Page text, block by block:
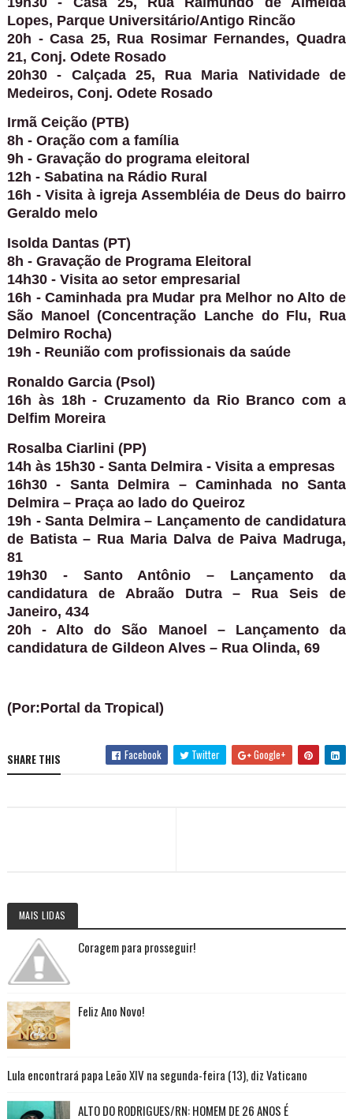
Lopes, Parque Universitário/Antigo Rincão
20h - Casa 25, Rua Rosimar Fernandes, Quadra
21, Conj. Odete Rosado
20h30 - Calçada 25, Rua Maria Natividade de
Medeiros, Conj. Odete Rosado
Irmã Ceição (PTB)
8h - Oração com a família
9h - Gravação do programa eleitoral
12h - Sabatina na Rádio Rural
16h - Visita à igreja Assembléia de Deus do bairro
Geraldo melo
Isolda Dantas (PT)
8h - Gravação de Programa Eleitoral
14h30 - Visita ao setor empresarial
16h - Caminhada pra Mudar pra Melhor no Alto de
São Manoel (Concentração Lanche do Flu, Rua
Delmiro Rocha)
19h - Reunião com profissionais da saúde
Ronaldo Garcia (Psol)
16h às 18h - Cruzamento da Rio Branco com a
Delfim Moreira
Rosalba Ciarlini (PP)
14h às 15h30 - Santa Delmira - Visita a empresas
16h30 - Santa Delmira – Caminhada no Santa
Delmira – Praça ao lado do Queiroz
19h - Santa Delmira – Lançamento de candidatura
de Batista – Rua Maria Dalva de Paiva Madruga,
81
19h30 - Santo Antônio – Lançamento da
candidatura de Abraão Dutra – Rua Seis de
Janeiro, 434
20h - Alto do São Manoel – Lançamento da
candidatura de Gildeon Alves – Rua Olinda, 69
(Por:Portal da Tropical)
SHARE THIS Facebook Twitter Google+
MAIS LIDAS
Coragem para prosseguir!
Feliz Ano Novo!
Lula encontrará papa Leão XIV na segunda-feira (13), diz Vaticano
ALTO DO RODRIGUES/RN: HOMEM DE 26 ANOS É